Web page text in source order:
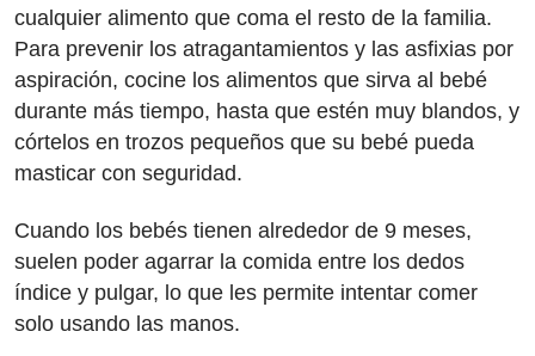
cualquier alimento que coma el resto de la familia.
Para prevenir los atragantamientos y las asfixias por
aspiración, cocine los alimentos que sirva al bebé
durante más tiempo, hasta que estén muy blandos, y
córtelos en trozos pequeños que su bebé pueda
masticar con seguridad.
Cuando los bebés tienen alrededor de 9 meses,
suelen poder agarrar la comida entre los dedos
índice y pulgar, lo que les permite intentar comer
solo usando las manos.